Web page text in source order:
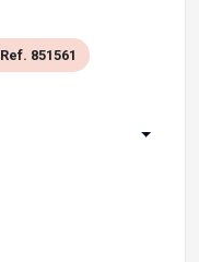
Ref. 851561